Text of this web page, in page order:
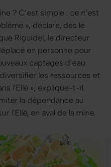
? C’est simple : ce n’est
», déclare, dès le
Riguidel, le directeur
en personne pour
captages d’eau
diversifier les ressources et
l’Ellé », explique-t-il.
la dépendance au
l’Ellé, en aval de la mine.